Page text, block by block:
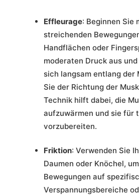
Effleurage: Beginnen Sie
streichenden
Handflächen oder
moderaten Druck aus
sich langsam entlang der
Sie der Richtung der
Technik hilft dabei, die
aufzuwärmen und sie für
vorzubereiten.
Friktion: Verwenden Sie
Daumen oder Knöchel,
Bewegungen auf
Verspannungsbereiche